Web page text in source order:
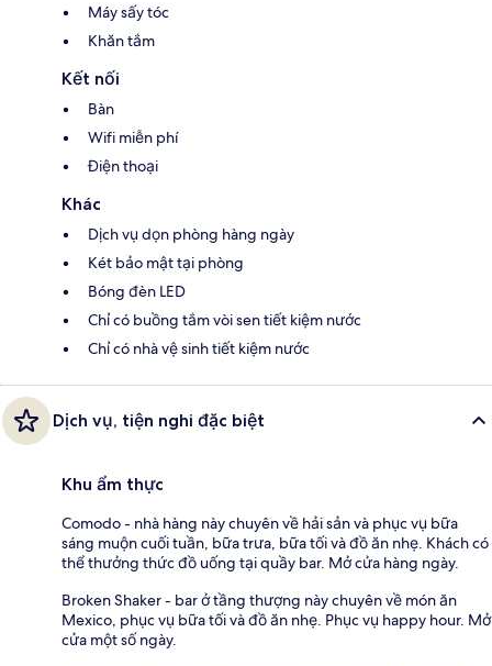
Máy sấy tóc
Khăn tắm
Kết nối
Bàn
Wifi miễn phí
Điện thoại
Khác
Dịch vụ dọn phòng hàng ngày
Két bảo mật tại phòng
Bóng đèn LED
Chỉ có buồng tắm vòi sen tiết kiệm nước
Chỉ có nhà vệ sinh tiết kiệm nước
Dịch vụ, tiện nghi đặc biệt
Khu ẩm thực
Comodo - nhà hàng này chuyên về hải sản và phục vụ bữa
sáng muộn cuối tuần, bữa trưa, bữa tối và đồ ăn nhẹ. Khách có
thể thưởng thức đồ uống tại quầy bar. Mở cửa hàng ngày.
Broken Shaker - bar ở tầng thượng này chuyên về món ăn
Mexico, phục vụ bữa tối và đồ ăn nhẹ. Phục vụ happy hour. Mở
cửa một số ngày.